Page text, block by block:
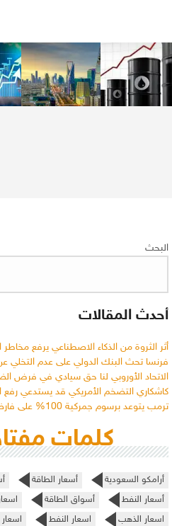
البحث
أحدث المقالات
أثر الثروة من الذكاء الاصطناعي يرفع مخاطر
فرنسا تحث البنك الدولي على عدم التخلي
الاتحاد الأوروبي لنا حق سيادي في فرض
كاشكاري التضخم الأمريكي قد يستدعي رفع
ترمب يتوعد برسوم جمركية 100% على فارضي الضرائب الرقمية
كلمات
أرامكو السعودية أسعار الطاقة
أسعار النفط
أسواق الطاقة
اسعار الذهب
اسعار النفط